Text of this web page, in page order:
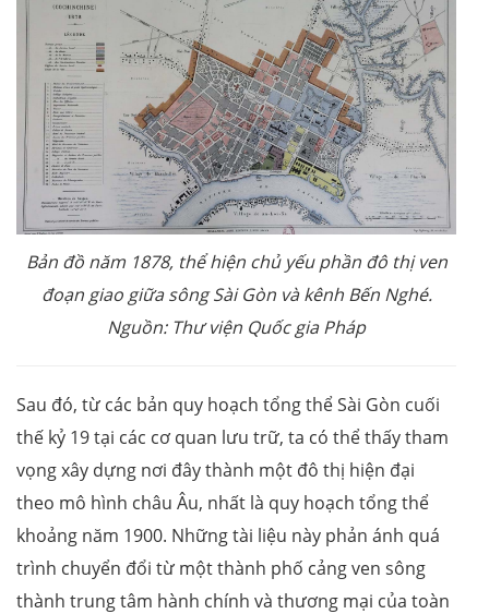
Bản đồ năm 1878, thể hiện chủ yếu phần đô thị ven
đoạn giao giữa sông Sài Gòn và kênh Bến Nghé.
Nguồn: Thư viện Quốc gia Pháp
Sau đó, từ các bản quy hoạch tổng thể Sài Gòn cuối
thế kỷ 19 tại các cơ quan lưu trữ, ta có thể thấy tham
vọng xây dựng nơi đây thành một đô thị hiện đại
theo mô hình châu Âu, nhất là quy hoạch tổng thể
khoảng năm 1900. Những tài liệu này phản ánh quá
trình chuyển đổi từ một thành phố cảng ven sông
thành trung tâm hành chính và thương mại của toàn